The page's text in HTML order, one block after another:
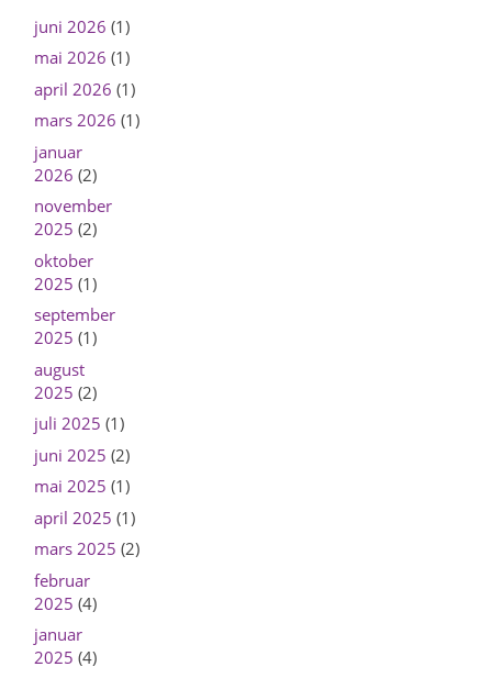
juni 2026 (1)
mai 2026 (1)
april 2026 (1)
mars 2026 (1)
januar
2026 (2)
november
2025 (2)
oktober
2025 (1)
september
2025 (1)
august
2025 (2)
juli 2025 (1)
juni 2025 (2)
mai 2025 (1)
april 2025 (1)
mars 2025 (2)
februar
2025 (4)
januar
2025 (4)